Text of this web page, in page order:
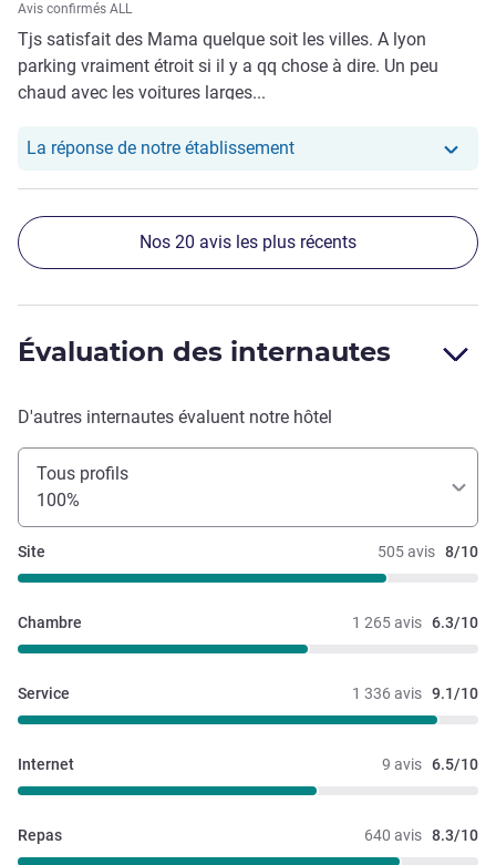
Avis confirmés ALL
Tjs satisfait des Mama quelque soit les villes. A lyon
parking vraiment étroit si il y a qq chose à dire. Un peu
chaud avec les voitures larges...
La réponse de notre établissementNotre hôtel a repondu au
Nos 20 avis les plus récents
Évaluation des internautes
D'autres internautes évaluent notre hôtel
Tous profils
100%
505 avis 8/10
Site
1 265 avis 6.3/10
Chambre
1 336 avis 9.1/10
Service
9 avis 6.5/10
Internet
640 avis 8.3/10
Repas